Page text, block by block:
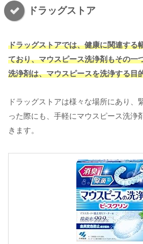
ドラッグストア
ドラッグストアでは、健康に関連する
ており、マウスピース洗浄剤もその一
洗浄剤は、マウスピースを洗浄する目
ドラッグストアは様々な場所にあり、
った際にも、手軽にマウスピース洗浄
きます。